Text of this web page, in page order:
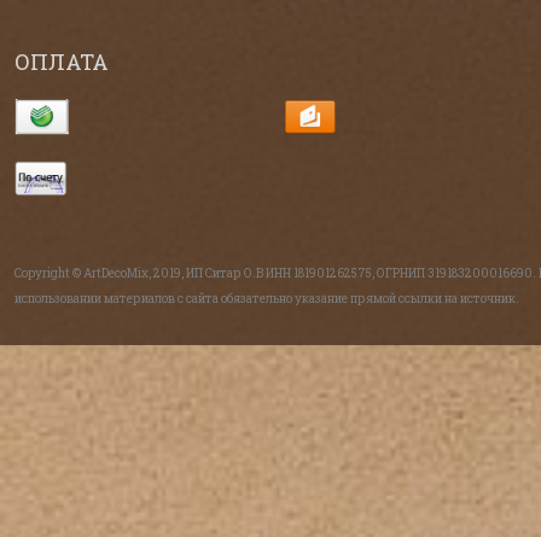
ОПЛАТА
Copyright © ArtDecoMix, 2019, ИП Ситар О.В ИНН 181901262575, ОГРНИП 319183200016690.
использовании материалов с сайта обязательно указание прямой ссылки на источник.